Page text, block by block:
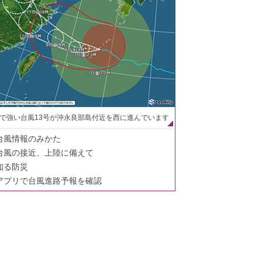
強い台風13号が沖永良部島付近を西に進んでいます
風情報のみかた
風の接近、上陸に備えて
る防災
プリで台風進路予報を確認